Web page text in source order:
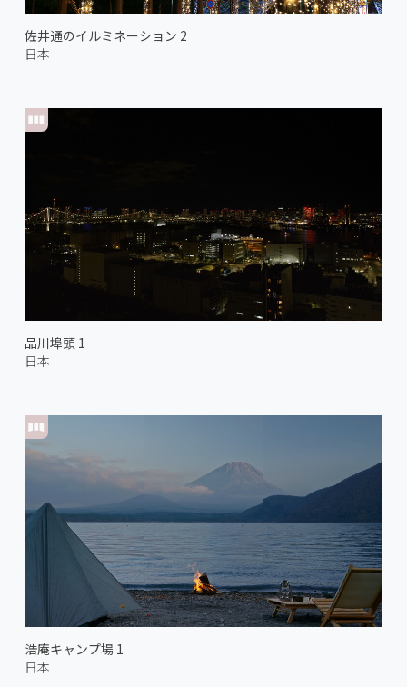
佐井通のイルミネーション 2
日本
品川埠頭 1
日本
浩庵キャンプ場 1
日本